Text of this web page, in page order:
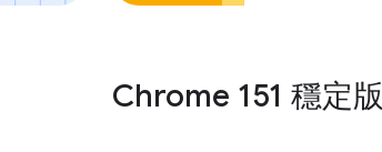
Chrome 151 穩定版